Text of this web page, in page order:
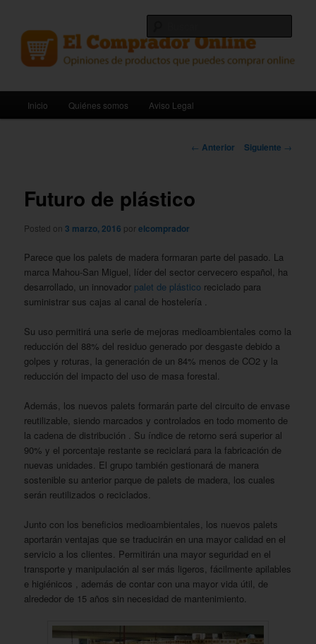
contenido
principalEl Comprador Online
principal
Inicio Quiénes somos Aviso Legal
Navegación
← Anterior Siguiente →
Futuro de plástico
Posted on 3 marzo, 2016 porelcomprador
Parece que los palets de madera formaran parte del pasado. La
marca Mahou-San Miguel, líder del sector cervecero español, ha
desarrollado, un innovador palet de plástico reciclado para
suministrar sus cajas al canal de hostelería .
Su uso permitirá una serie de mejoras medioambientales como la
reducción del 88% del residuo generado por desgaste debido a
golpes y roturas, la generación de un 84% menos de CO2 y la
reducción del impacto del uso de masa forestal.
Además, los nuevos palets formarán parte del circuito de envase
reutilizable, siendo marcados y controlados en todo momento de
la cadena de distribución . Su índice de retorno será superior al
90% y el porcentaje restante se reciclará para la fabricación de
nuevas unidades. El grupo también gestionará de manera
sostenible su anterior parque de palets de madera, los cuales
serán reutilizados o reciclados.
Junto con los beneficios medioambientales, los nuevos palets
aportarán ventajas que se traducirán en una mayor calidad en el
servicio a los clientes. Permitirán una mayor seguridad en el
transporte y manipulación al ser más ligeros, fácilmente apilables
e higiénicos , además de contar con una mayor vida útil, de
alrededor de 15 años sin necesidad de mantenimiento.